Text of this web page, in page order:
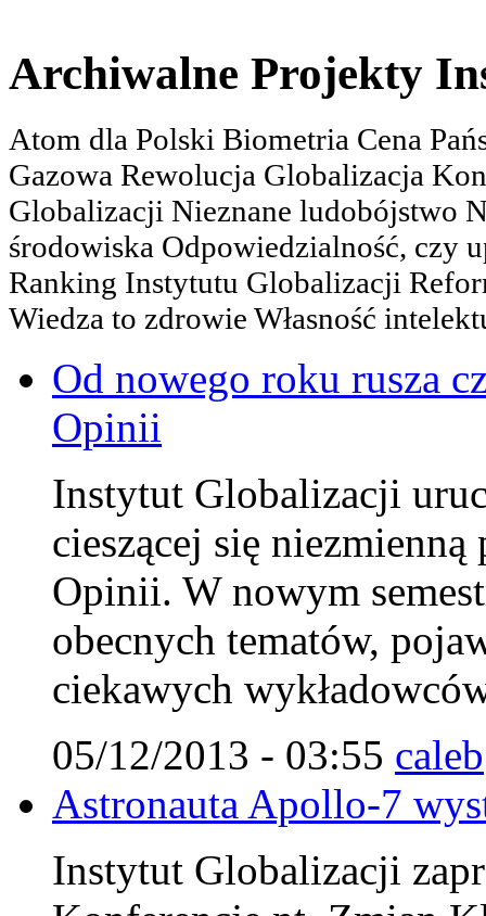
Archiwalne Projekty
Atom dla Polski Biometria Cena
Gazowa Rewolucja Globalizacja
Globalizacji Nieznane ludobójstwo
środowiska Odpowiedzialność, czy
Ranking Instytutu Globalizacji
Wiedza to zdrowie Własność
Od nowego roku rusza
Opinii
Instytut Globalizacji
cieszącej się
Opinii. W nowym
obecnych tematów,
ciekawych
05/12/2013 - 03:55 caleb
Astronauta Apollo-7
Instytut Globalizacji